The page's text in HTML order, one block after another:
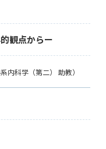
観点からー
内科学（第二） 助教）